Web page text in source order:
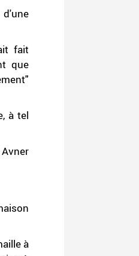
d'une
fait
que
à tel
à